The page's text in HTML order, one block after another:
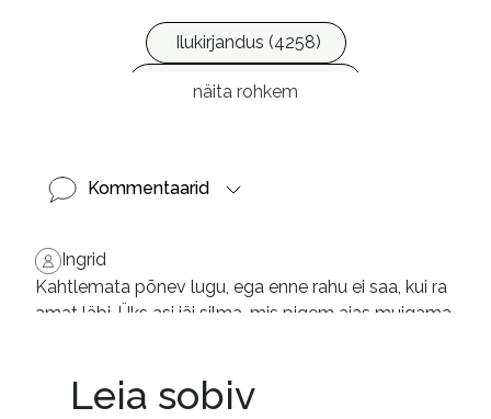
Ilukirjandus (4258)
Krimi ja põnevik (1287)
näita rohkem
Kommentaarid
Ingrid
Kahtlemata põnev lugu, ega enne rahu ei saa, kui ra
amat läbi. Üks asi jäi silma, mis pigem ajas muigama
Leia sobiv